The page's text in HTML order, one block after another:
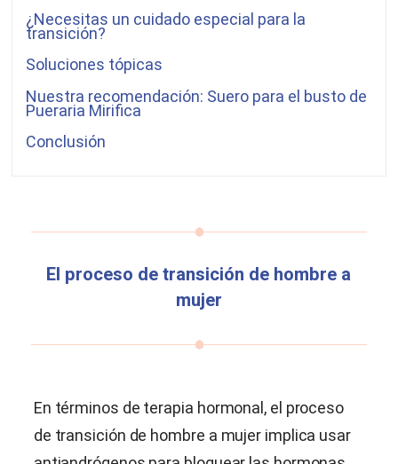
¿Necesitas un cuidado especial para la
transición?
Soluciones tópicas
Nuestra recomendación: Suero para el busto de
Pueraria Mirifica
Conclusión
El proceso de transición de hombre a
mujer
En términos de terapia hormonal, el proceso
de transición de hombre a mujer implica usar